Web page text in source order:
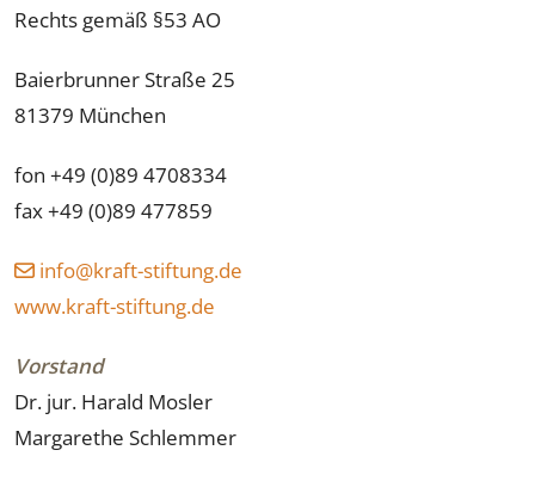
Rechts gemäß §53 AO
Baierbrunner Straße 25
81379 München
fon +49 (0)89 4708334
fax +49 (0)89 477859
ed.gnutfits-tfark@ofni
www.kraft-stiftung.de
Vorstand
Dr. jur. Harald Mosler
Margarethe Schlemmer